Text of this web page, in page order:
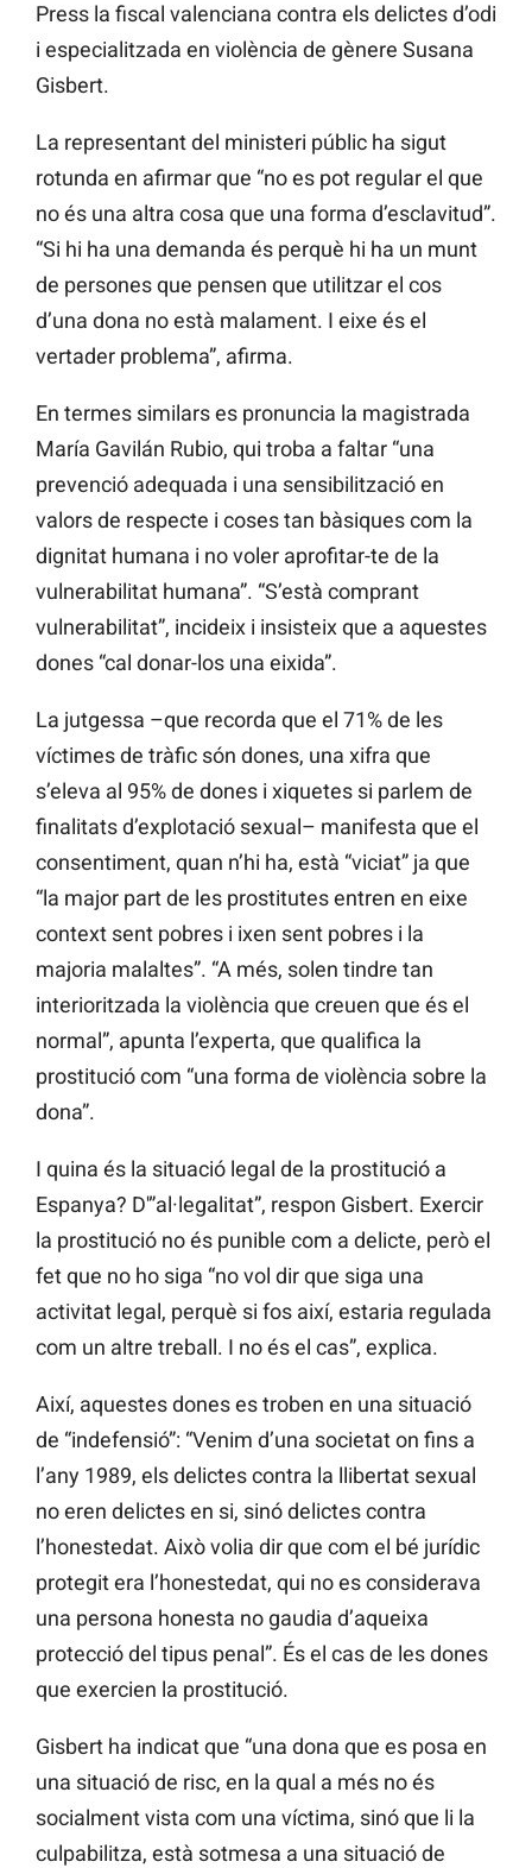
Press la fiscal valenciana contra els delictes d’odi
i especialitzada en violència de gènere Susana
Gisbert.
La representant del ministeri públic ha sigut
rotunda en afirmar que “no es pot regular el que
no és una altra cosa que una forma d’esclavitud”.
“Si hi ha una demanda és perquè hi ha un munt
de persones que pensen que utilitzar el cos
d’una dona no està malament. I eixe és el
vertader problema”, afirma.
En termes similars es pronuncia la magistrada
María Gavilán Rubio, qui troba a faltar “una
prevenció adequada i una sensibilització en
valors de respecte i coses tan bàsiques com la
dignitat humana i no voler aprofitar-te de la
vulnerabilitat humana”. “S’està comprant
vulnerabilitat”, incideix i insisteix que a aquestes
dones “cal donar-los una eixida”.
La jutgessa –que recorda que el 71% de les
víctimes de tràfic són dones, una xifra que
s’eleva al 95% de dones i xiquetes si parlem de
finalitats d’explotació sexual– manifesta que el
consentiment, quan n’hi ha, està “viciat” ja que
“la major part de les prostitutes entren en eixe
context sent pobres i ixen sent pobres i la
majoria malaltes”. “A més, solen tindre tan
interioritzada la violència que creuen que és el
normal”, apunta l’experta, que qualifica la
prostitució com “una forma de violència sobre la
dona”.
I quina és la situació legal de la prostitució a
Espanya? D'”al·legalitat”, respon Gisbert. Exercir
la prostitució no és punible com a delicte, però el
fet que no ho siga “no vol dir que siga una
activitat legal, perquè si fos així, estaria regulada
com un altre treball. I no és el cas”, explica.
Així, aquestes dones es troben en una situació
de “indefensió”: “Venim d’una societat on fins a
l’any 1989, els delictes contra la llibertat sexual
no eren delictes en si, sinó delictes contra
l’honestedat. Això volia dir que com el bé jurídic
protegit era l’honestedat, qui no es considerava
una persona honesta no gaudia d’aqueixa
protecció del tipus penal”. És el cas de les dones
que exercien la prostitució.
Gisbert ha indicat que “una dona que es posa en
una situació de risc, en la qual a més no és
socialment vista com una víctima, sinó que li la
culpabilitza, està sotmesa a una situació de